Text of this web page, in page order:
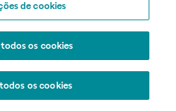
de cookies
os cookies
os cookies